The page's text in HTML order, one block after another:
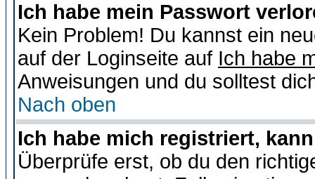
Ich habe mein Passwort
Kein Problem! Du kannst ein
auf der Loginseite auf Ich habe
Anweisungen und du solltest
Nach oben
Ich habe mich registriert,
Überprüfe erst, ob du den